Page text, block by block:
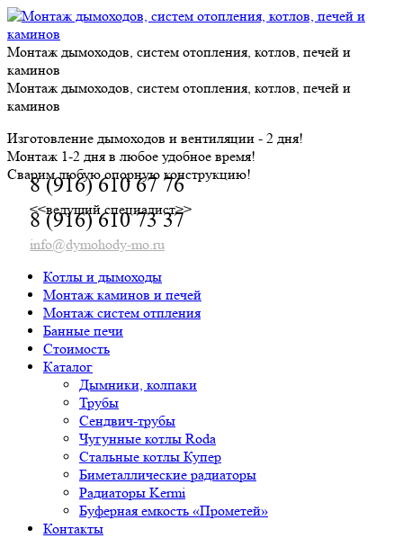
Skip
to
content
Монтаж дымоходов, систем отопления, котлов, печей и
каминов
Монтаж дымоходов, систем отопления, котлов, печей и
каминов
Изготовление дымоходов и вентиляции - 2 дня!
Монтаж 1-2 дня в любое удобное время!
Сварим любую опорную конструкцию!
8 (916) 610 67 76
<<ведущий специалист>>
8 (916) 610 73 37
info@dymohody-mo.ru
Котлы и дымоходы
Монтаж каминов и печей
Монтаж систем отпления
Банные печи
Стоимость
Каталог
Дымники, колпаки
Трубы
Сендвич-трубы
Чугунные котлы Roda
Стальные котлы Купер
Биметаллические радиаторы
Радиаторы Kermi
Буферная емкость «Прометей»
Контакты